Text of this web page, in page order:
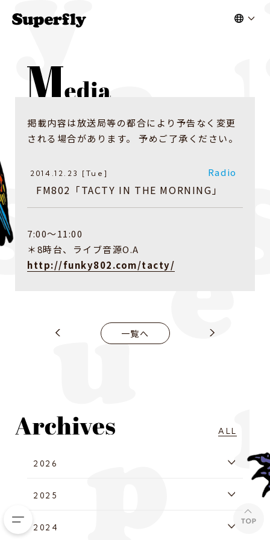
掲載内容は放送局等の都合により予告なく変更
される場合があります。 予めご了承ください。
2014.12.23 [Tue] Radio
FM802「TACTY IN THE MORNING」
7:00〜11:00
＊8時台、ライブ音源O.A
http://funky802.com/tacty/
一覧へ
ALL
2026
2025
2024